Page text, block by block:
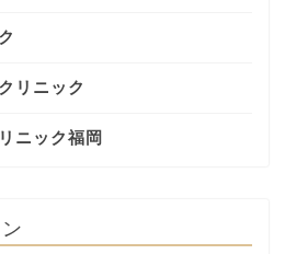
リニック
ニック福岡